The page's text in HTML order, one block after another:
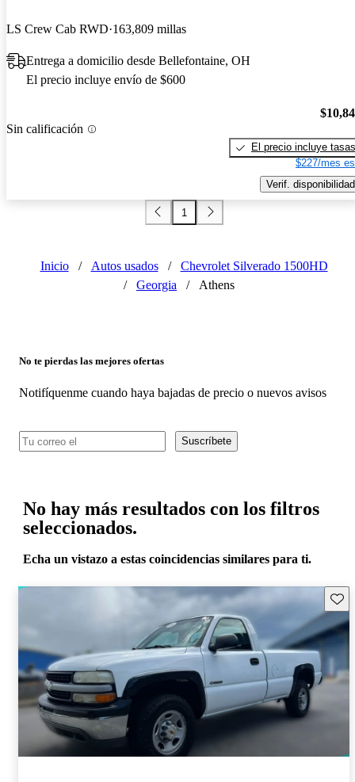
LS Crew Cab RWD 163,809 millas
Entrega a domicilio desde Bellefontaine, OH
El precio incluye envío de $600
Sin calificación
El precio incluye tasas
$227/mes
Verif. disponibilidad
1
Inicio / Autos usados /
Chevrolet Silverado 1500HD
/
Georgia / Athens
No te pierdas las mejores ofertas
Notifíquenme cuando haya bajadas de precio o nuevos avisos
Suscríbete
No hay más resultados con los filtros
seleccionados.
Echa un vistazo a estas coincidencias similares para ti.